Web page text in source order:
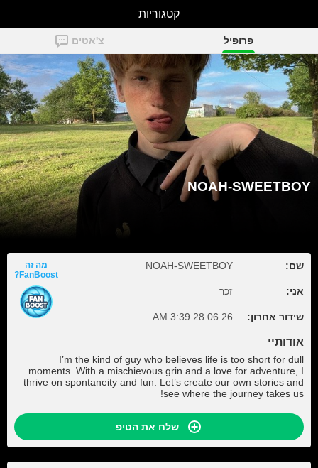
NOAH-SWEETBOY
פרופיל צ'אטים
NOAH-SWEETBOY
שם: NOAH-SWEETBOY
אני: זכר
שידור אחרון: 28.06.26 3:39 AM
מה זה
FanBoost?
אודותיי
I’m the kind of guy who believes life is too short for dull
moments. With a mischievous grin and a love for adventure, I
thrive on spontaneity and fun. Let’s create our own stories and
see where the journey takes us!
שלח את הטיפ
קטגוריות